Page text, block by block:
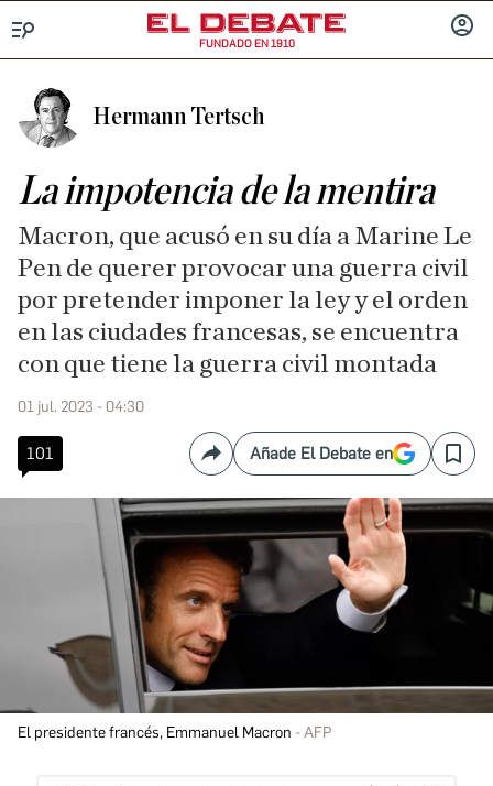
FUNDADO EN 1910
Hermann Tertsch
La impotencia de la mentira
Macron, que acusó en su día a Marine Le
Pen de querer provocar una guerra civil
por pretender imponer la ley y el orden
en las ciudades francesas, se encuentra
con que tiene la guerra civil montada
01 jul. 2023 - 04:30
101 CompartirAñade El Debate en Save
El presidente francés, Emmanuel Macron AFP